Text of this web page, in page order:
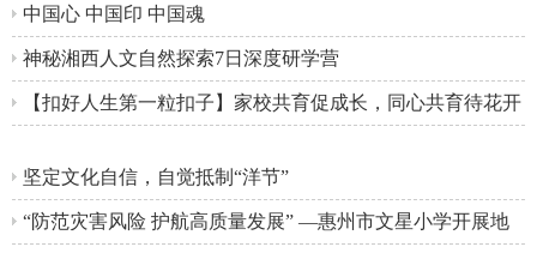
函中国心 中国印 中国魂
神秘湘西人文自然探索7日深度研学营
【扣好人生第一粒扣子】家校共育促成长，同心共育待花开
坚定文化自信，自觉抵制“洋节”
“防范灾害风险 护航高质量发展” —惠州市文星小学开展地